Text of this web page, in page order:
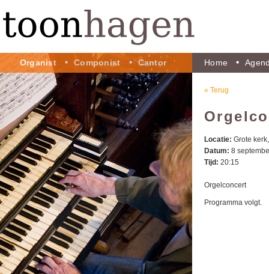
Home
Organist Componist Cantor
« Terug
Locatie: Grote
Datum: 8
Tijd: 20:15
Orgelconcert
Programma volgt.